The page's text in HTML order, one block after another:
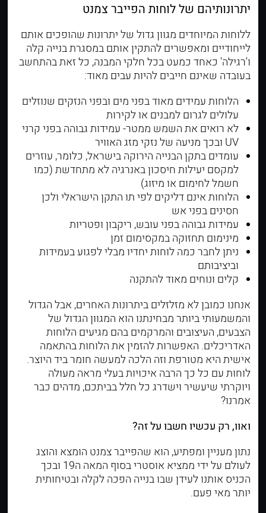
יתרונותיהם של לוחות הפייבר צמנט
ללוחות המיוחדים מגוון גדול של יתרונות שהופכים אותם
לייחודיים ומאפשרים להתקין אותם במסגרת בנייה קלה
ו'רגילה' כאחד כמעט בכל חלקי המבנה, כל זאת בהתחשב
בעובדה שאינם חייבים להיות עבים מאוד:
הלוחות עמידים מאוד בפני מים ובפני הנזקים שנוזלים
עלולים לגרום למבנים או לקירות
לא רואים את השמש ממטר- עמידות גבוהה בפני קרני
UV ובכך מניעה של נזקי מזג האוויר
עומדים בתקן הבנייה הירוקה בישראל, כלומר, עוזרים
למקסם יעילות חיסכון באנרגיה לא מתחדשת (כמו
חשמל לחימום או מיזוג)
הלוחות אינם דליקים לפי תו התקן הישראלי ולכן
חסינים בפני אש
עמידות גבוהה בפני עובש, ריקבון ופטריות
מינימום תחזוקה במקסימום זמן
ניתן לחבר כמה לוחות יחדיו מבלי לפגוע בעמידות
וביציבותם
קלים ונוחים מאוד להתקנה
אנחנו כמובן לא מזלזלים ביתרונות האחרים, אבל הגדול
והמשמעותי ביותר מבחינתנו הוא המגוון הגדול של
הצבעים, העיצובים והמרקמים בהם מגיעים הלוחות
האדריכלים. האפשרות להזמין את הלוחות בהתאמה
אישית היא מטורפת וזה הלכה למעשה חומר ביד היוצר.
לוחות עם כל כך הרבה איכויות בעלי מראה מעולה
ויוקרתי שיעשיר וישדרג כל חלל בביתכם, מדהים כבר
אמרנו?
ואוו, רק עכשיו חשבו על זה?
נתון מעניין ומפתיע, הוא שהפייבר צמנט הומצא והוצג
לעולם על ידי ממציא אוסטרי בסוף המאה ה19 ובכך
הכניס אותנו לעידן שבו בנייה הפכה לקלה ובטיחותית
יותר מאי פעם.